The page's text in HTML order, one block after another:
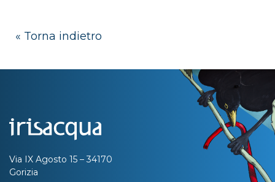
« Torna indietro
Via IX Agosto 15 – 34170
Gorizia